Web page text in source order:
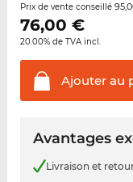
Prix de vente conseillé
76,00 €
20.00% de TVA incl.
Ajouter au
Avantages
Livraison et